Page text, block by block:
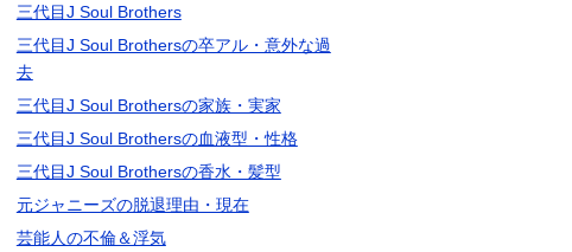
三代目J Soul Brothers
三代目J Soul Brothersの卒アル・意外な過
去
三代目J Soul Brothersの家族・実家
三代目J Soul Brothersの血液型・性格
三代目J Soul Brothersの香水・髪型
元ジャニーズの脱退理由・現在
芸能人の不倫＆浮気